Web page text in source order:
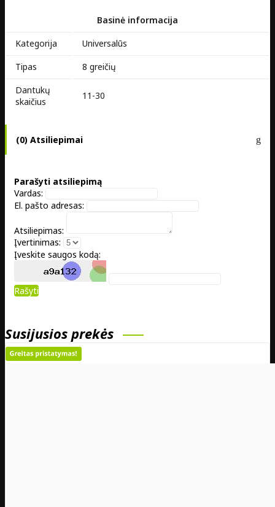
Basinė informacija
Kategorija
Universalūs
Tipas
8 greičių
Dantukų
skaičius
11-30
(0) Atsiliepimai
Parašyti atsiliepimą
Vardas:
El. pašto adresas:
Atsiliepimas:
Įvertinimas:
Įveskite saugos kodą:
Rašyti
Susijusios prekės